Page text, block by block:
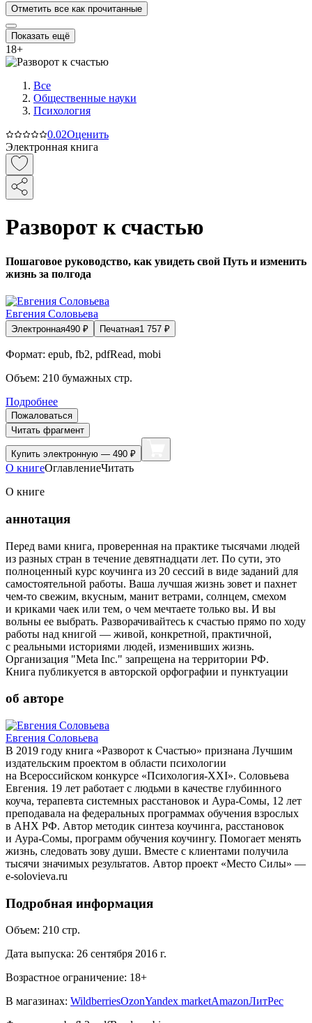
Отметить все как прочитанные
Показать ещё
18+
Все
Общественные науки
Психология
0.02Оценить
Электронная книга
Разворот к счастью
Пошаговое руководство, как увидеть свой Путь и изменить
жизнь за полгода
Евгения Соловьева
Электронная490 ₽ Печатная1 757 ₽
Формат: epub, fb2, pdfRead, mobi
Объем: 210 бумажных стр.
Подробнее
Пожаловаться
Читать фрагмент
Купить электронную — 490 ₽
О книгеОглавлениеЧитать
О книге
аннотация
Перед вами книга, проверенная на практике тысячами людей
из разных стран в течение девятнадцати лет. По сути, это
полноценный курс коучинга из 20 сессий в виде заданий для
самостоятельной работы. Ваша лучшая жизнь зовет и пахнет
чем-то свежим, вкусным, манит ветрами, солнцем, смехом
и криками чаек или тем, о чем мечтаете только вы. И вы
вольны ее выбрать. Разворачивайтесь к счастью прямо по ходу
работы над книгой — живой, конкретной, практичной,
с реальными историями людей, изменивших жизнь.
Организация "Meta Inc." запрещена на территории РФ.
Книга публикуется в авторской орфографии и пунктуации
об авторе
Евгения Соловьева
В 2019 году книга «Разворот к Счастью» признана Лучшим
издательским проектом в области психологии
на Всероссийском конкурсе «Психология-XXI». Соловьева
Евгения. 19 лет работает с людьми в качестве глубинного
коуча, терапевта системных расстановок и Аура-Сомы, 12 лет
преподавала на федеральных программах обучения взрослых
в АНХ РФ. Автор методик синтеза коучинга, расстановок
и Аура-Сомы, программ обучения коучингу. Помогает менять
жизнь, следовать зову души. Вместе с клиентами получила
тысячи значимых результатов. Автор проект «Место Силы» —
e-solovieva.ru
Подробная информация
Объем: 210 стр.
Дата выпуска: 26 сентября 2016 г.
Возрастное ограничение: 18+
В магазинах: WildberriesOzonYandex marketAmazonЛитРес